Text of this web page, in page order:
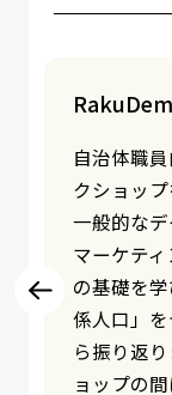
自治体向
ています
ケティン
業」「ふ
たサービ
る70以上
ータを基
タイル、